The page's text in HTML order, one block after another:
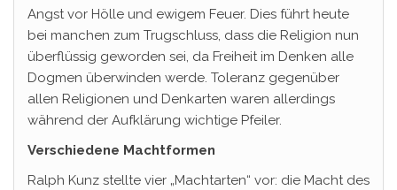
Angst vor Hölle und ewigem Feuer. Dies führt heute
bei manchen zum Trugschluss, dass die Religion nun
überflüssig geworden sei, da Freiheit im Denken alle
Dogmen überwinden werde. Toleranz gegenüber
allen Religionen und Denkarten waren allerdings
während der Aufklärung wichtige Pfeiler.
Verschiedene Machtformen
Ralph Kunz stellte vier „Machtarten“ vor: die Macht des